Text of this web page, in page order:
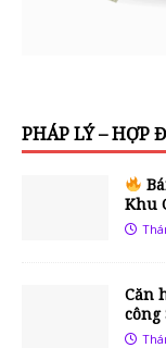
PHÁP LÝ – HỢP
Khu
Căn
công